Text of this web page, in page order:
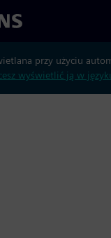
przy użyciu
wyświetlić ją w